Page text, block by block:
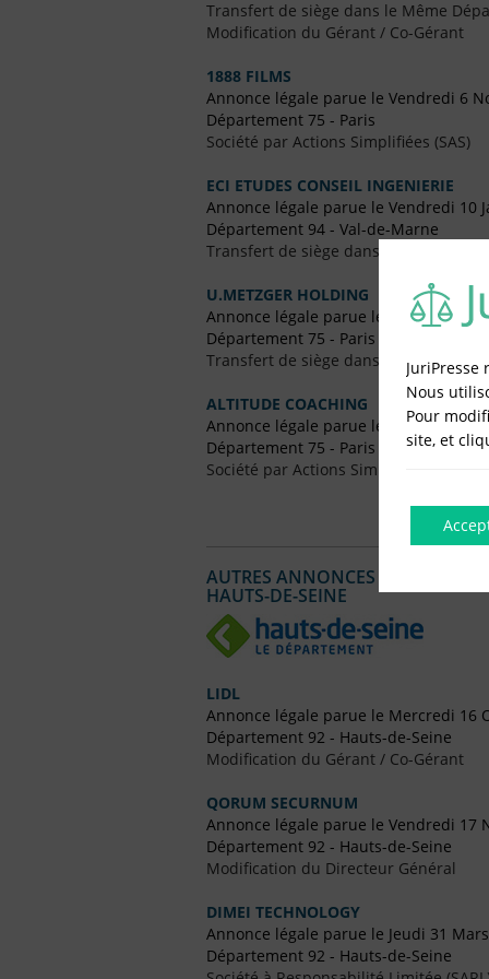
Transfert de siège dans le Même
Modification du Gérant / Co-Gérant
1888 FILMS
Annonce légale parue le Vendredi 6
Département 75 - Paris
Société par Actions Simplifiées (SAS)
ECI ETUDES CONSEIL INGENIERIE
Annonce légale parue le Vendredi 10
Département 94 - Val-de-Marne
Transfert de siège dans le Même
U.METZGER HOLDING
Annonce légale parue le Vendredi 30
Département 75 - Paris
Transfert de siège dans le Même
ALTITUDE COACHING
Annonce légale parue le Vendredi 16
Département 75 - Paris
Société par Actions Simplifiées
AUTRES ANNONCES LÉGALES
HAUTS-DE-SEINE
LIDL
Annonce légale parue le Mercredi 16
Département 92 - Hauts-de-Seine
Modification du Gérant / Co-Gérant
QORUM SECURNUM
Annonce légale parue le Vendredi 17
Département 92 - Hauts-de-Seine
Modification du Directeur Général
DIMEI TECHNOLOGY
Annonce légale parue le Jeudi 31
Département 92 - Hauts-de-Seine
JuriPresse
Nous
Pour
site, et